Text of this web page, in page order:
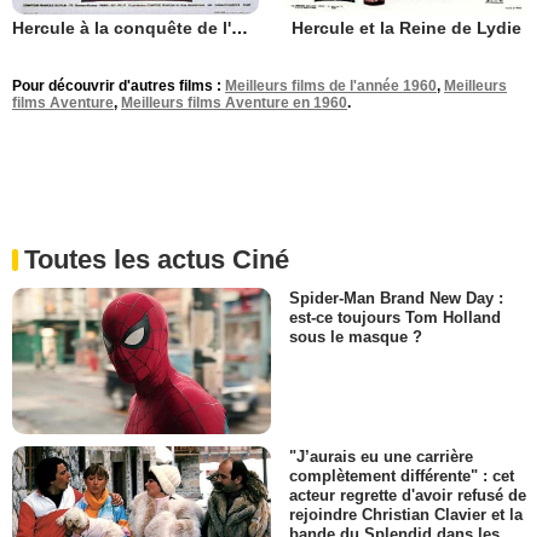
Hercule à la conquête de l'Atlantide Hercule et la Reine de Lydie
Pour découvrir d'autres films : Meilleurs films de l'année 1960, Meilleurs
films Aventure, Meilleurs films Aventure en 1960.
Toutes les actus Ciné
Spider-Man Brand New Day :
est-ce toujours Tom Holland
sous le masque ?
"J’aurais eu une carrière
complètement différente" : cet
acteur regrette d'avoir refusé de
rejoindre Christian Clavier et la